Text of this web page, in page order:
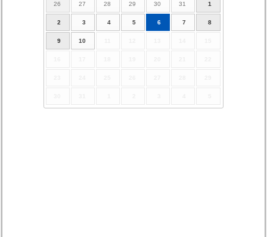
26 27 28 29 30 31 1
2 3 4 5 6 7 8
9 10